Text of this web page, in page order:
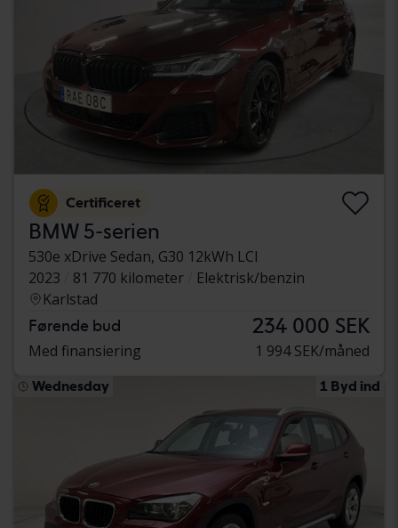
Certificeret
BMW 5-serien
530e xDrive Sedan, G30 12kWh LCI
2023
81 770 kilometer
Elektrisk/benzin
Karlstad
Førende bud 234 000 SEK
Med finansiering 1 994 SEK/måned
Wednesday 1 Byd ind